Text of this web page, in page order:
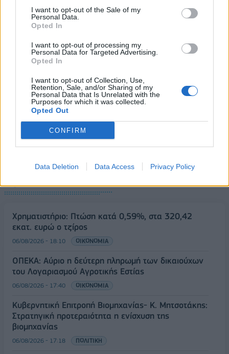
I want to opt-out of the Sale of my
Personal Data.
Opted In
I want to opt-out of processing my
Personal Data for Targeted Advertising.
Opted In
I want to opt-out of Collection, Use,
Retention, Sale, and/or Sharing of my
Personal Data that Is Unrelated with the
Purposes for which it was collected.
Opted Out
CONFIRM
Data Deletion Data Access Privacy Policy
03/07/2024 - 11:46
αξιοποίηση της δημόσιας
ακίνητης περιουσίας
ΡΟΗ ΕΙΔΗΣΕΩΝ
Χρηματιστήριο: Πτώση κατά 0,59%, στα 320,42
εκατ. ευρώ ο τζίρος
06/08/2026 - 18:10 ΟΙΚΟΝΟΜΙΑ
ΟΠΕΚΑ: Αύριο η δεύτερη πληρωμή των δικαιούχων
του Λογαριασμού Αγροτικής Εστίας
06/08/2026 - 17:40 ΟΙΚΟΝΟΜΙΑ
Κυβερνητική Επιτροπή Βιομηχανίας- Κ. Μητσοτάκης:
Στρατηγική προτεραιότητα η ενίσχυση της
βιομηχανίας
06/08/2026 - 17:18 ΠΟΛΙΤΙΚΗ